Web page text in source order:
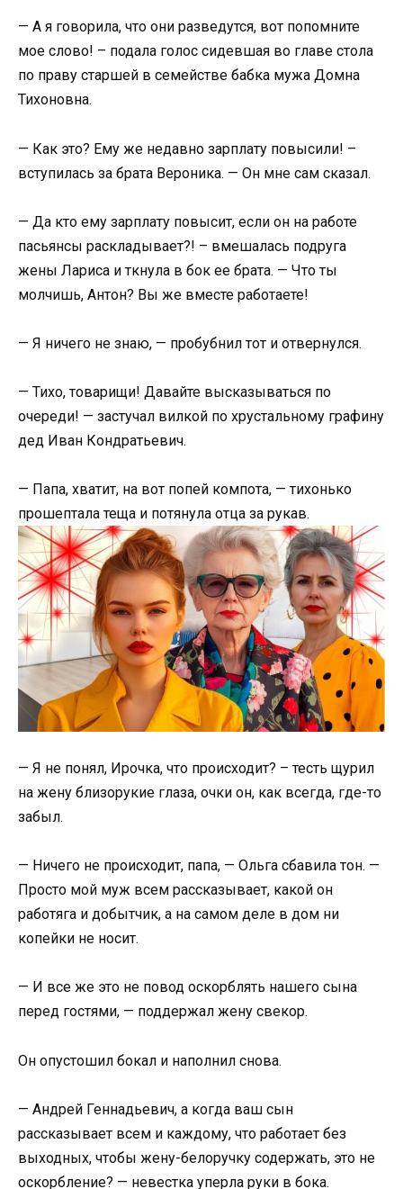
— А я говорила, что они разведутся, вот попомните
мое слово! – подала голос сидевшая во главе стола
по праву старшей в семействе бабка мужа Домна
Тихоновна.
— Как это? Ему же недавно зарплату повысили! –
вступилась за брата Вероника. — Он мне сам сказал.
— Да кто ему зарплату повысит, если он на работе
пасьянсы раскладывает?! – вмешалась подруга
жены Лариса и ткнула в бок ее брата. — Что ты
молчишь, Антон? Вы же вместе работаете!
— Я ничего не знаю, — пробубнил тот и отвернулся.
— Тихо, товарищи! Давайте высказываться по
очереди! — застучал вилкой по хрустальному графину
дед Иван Кондратьевич.
— Папа, хватит, на вот попей компота, — тихонько
прошептала теща и потянула отца за рукав.
— Я не понял, Ирочка, что происходит? – тесть щурил
на жену близорукие глаза, очки он, как всегда, где-то
забыл.
— Ничего не происходит, папа, — Ольга сбавила тон. —
Просто мой муж всем рассказывает, какой он
работяга и добытчик, а на самом деле в дом ни
копейки не носит.
— И все же это не повод оскорблять нашего сына
перед гостями, — поддержал жену свекор.
Он опустошил бокал и наполнил снова.
— Андрей Геннадьевич, а когда ваш сын
рассказывает всем и каждому, что работает без
выходных, чтобы жену-белоручку содержать, это не
оскорбление? — невестка уперла руки в бока.